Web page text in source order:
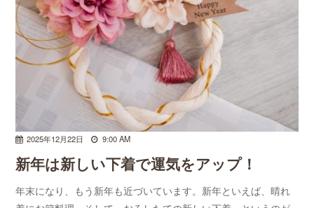
2025年12月22日 9:00 AM
新年は新しい下着で運気をアップ！
年末になり、もう新年も近づいています。新年といえば、晴れ